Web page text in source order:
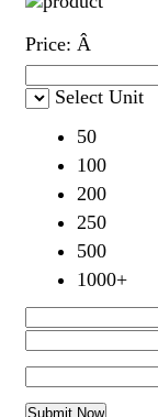
Price: Â
Select Unit
50
100
200
250
500
1000+